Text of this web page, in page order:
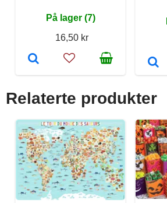
På lager (7)
16,50 kr
Relaterte produkter